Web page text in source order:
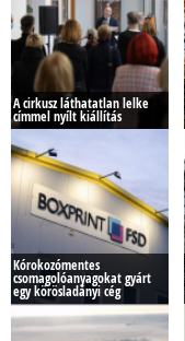
A cirkusz láthatatlan lelke
címmel nyílt kiállítás
Kórokozómentes
csomagolóanyagokat gyárt
egy körösladányi cég